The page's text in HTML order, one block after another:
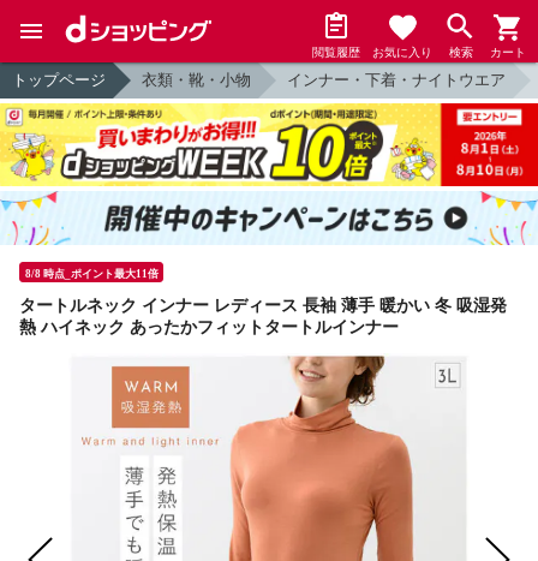
閲覧履歴 お気に入り 検索 カート
トップページ 衣類・靴・小物 インナー・下着・ナイトウエア
8/8 時点_ポイント最大11倍
タートルネック インナー レディース 長袖 薄手 暖かい 冬 吸湿発
熱 ハイネック あったかフィットタートルインナー